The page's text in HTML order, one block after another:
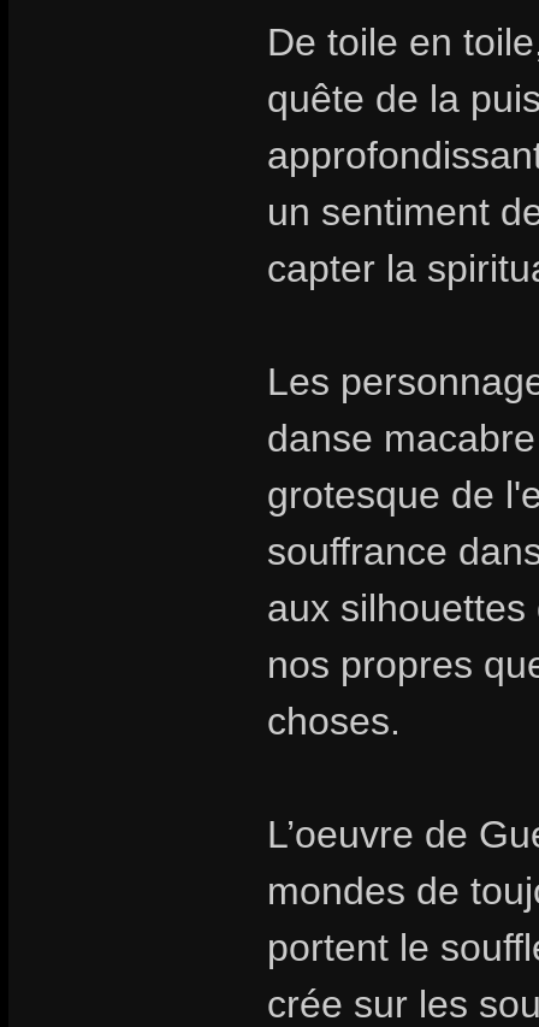
De toile en
quête de la
un sentiment
capter la
Les
danse
grotesque de
souffrance
aux
nos propres
choses.
L’oeuvre de
mondes de
portent le
crée sur les